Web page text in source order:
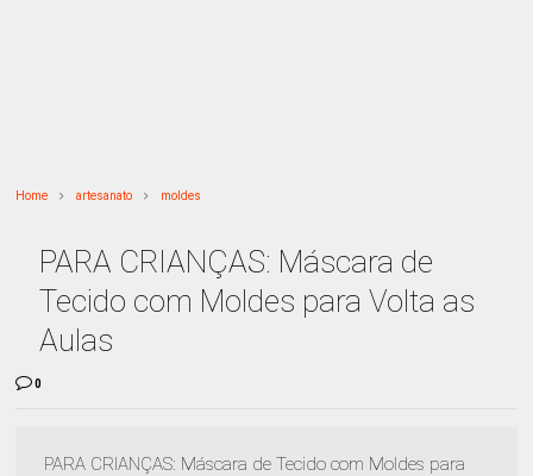
Home artesanato moldes
PARA CRIANÇAS: Máscara de
Tecido com Moldes para Volta as
Aulas
0
PARA CRIANÇAS: Máscara de Tecido com Moldes para